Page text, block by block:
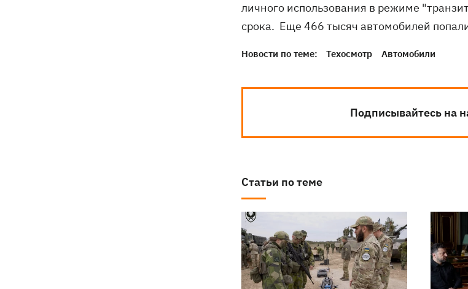
личного использования в режиме
срока. Еще 466 тысяч автомобилей
Новости по теме: Техосмотр Автомобили
Подписывайтесь на
Статьи по теме